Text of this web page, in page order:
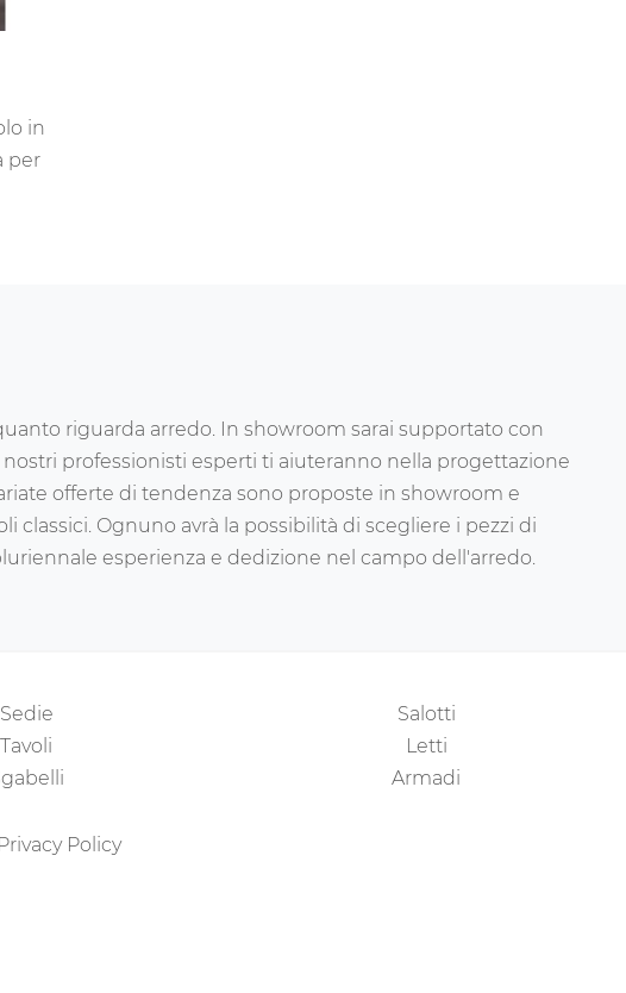
in
per
riguarda arredo. In showroom sarai supportato con
professionisti esperti ti aiuteranno nella progettazione
offerte di tendenza sono proposte in showroom e
classici. Ognuno avrà la possibilità di scegliere i pezzi di
esperienza e dedizione nel campo dell'arredo.
Sedie
Tavoli
Salotti
Letti
Armadi
Privacy Policy